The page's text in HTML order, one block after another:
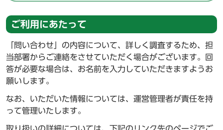
ご利用にあたって
「問い合わせ」の内容について、詳しく調査するため、担
当部署からご連絡をさせていただく場合がございます。回
答が必要な場合は、お名前を入力していただきますようお
願いします。
なお、いただいた情報については、運営管理者が責任を持
って管理いたします。